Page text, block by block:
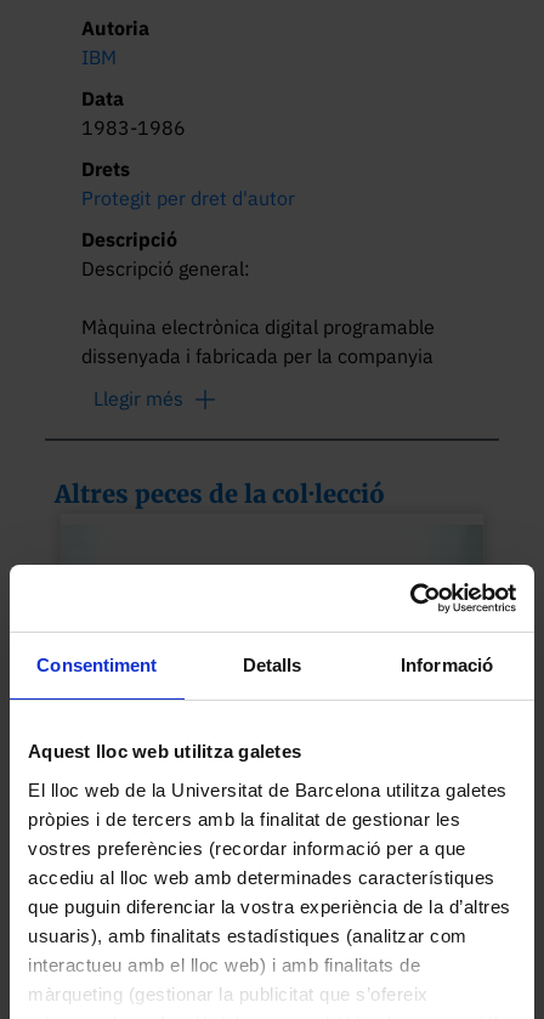
Consentiment Detalls Informació
Aquest lloc web utilitza galetes
El lloc web de la Universitat de Barcelona utilitza galetes
pròpies i de tercers amb la finalitat de gestionar les
vostres preferències (recordar informació per a que
accediu al lloc web amb determinades característiques
que puguin diferenciar la vostra experiència de la d’altres
usuaris), amb finalitats estadístiques (analitzar com
interactueu amb el lloc web) i amb finalitats de
màrqueting (gestionar la publicitat que s’ofereix
Autoria
IBM
Data
1983-1986
Drets
Protegit per dret d'autor
Descripció
Descripció general:
Màquina electrònica digital programable
dissenyada i fabricada per la companyia
IBM que permet executar una sèrie de
comandes per a processar dades
d’entrada obtenint informació que envia a
hardware, està constituït per 3 parts: un
el terminal, consisteix en una carcassa
rectangular dins de la qual es troben les
aquest model compta amb dues
disqueteres. Parant atenció a la part més
memòria RAM incorporada a més d’una
disquetera de doble cara. També compta
amb un disc dur d’uns 10MB, una placa
base amb 8 ranures i un adaptador
asíncrona serial.
Funcionament:
El PC/XT va estar un dels primers PC’s
Llegir més
Altres peces de la col·lecció
Generador de senyals de radiofreqüència FM/AM
Philips
1950